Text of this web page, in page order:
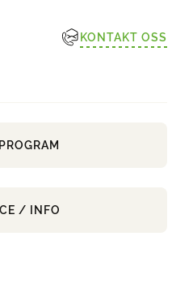
KONTAKT OSS
/ INFO